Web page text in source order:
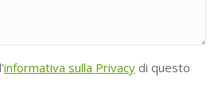
informativa sulla Privacy di questo